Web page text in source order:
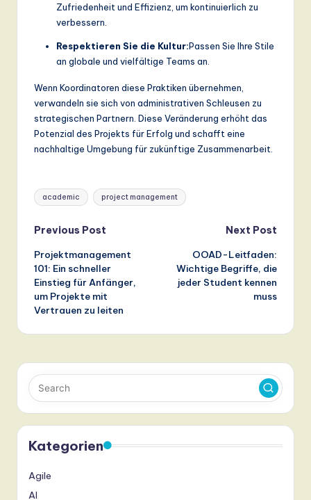
Zufriedenheit und Effizienz, um kontinuierlich zu
verbessern.
Respektieren Sie die Kultur:Passen Sie Ihre Stile
an globale und vielfältige Teams an.
Wenn Koordinatoren diese Praktiken übernehmen,
verwandeln sie sich von administrativen Schleusen zu
strategischen Partnern. Diese Veränderung erhöht das
Potenzial des Projekts für Erfolg und schafft eine
nachhaltige Umgebung für zukünftige Zusammenarbeit.
Tags:
academic project management
Post
navigation
Previous Post
Projektmanagement
101: Ein schneller
Einstieg für Anfänger,
um Projekte mit
Vertrauen zu leiten
Next Post
OOAD-Leitfaden:
Wichtige Begriffe, die
jeder Student kennen
muss
Kategorien
Agile
AI